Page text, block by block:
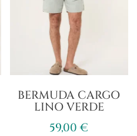
BERMUDA CARGO
LINO VERDE
59,00€